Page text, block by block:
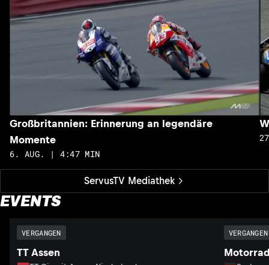
ServusTV Mediathek
Großbritannien: Erinnerung an legendäre
Momente
6. AUG. | 4:47 MIN
EVENTS
VERGANGEN
TT Assen
VERGANGEN